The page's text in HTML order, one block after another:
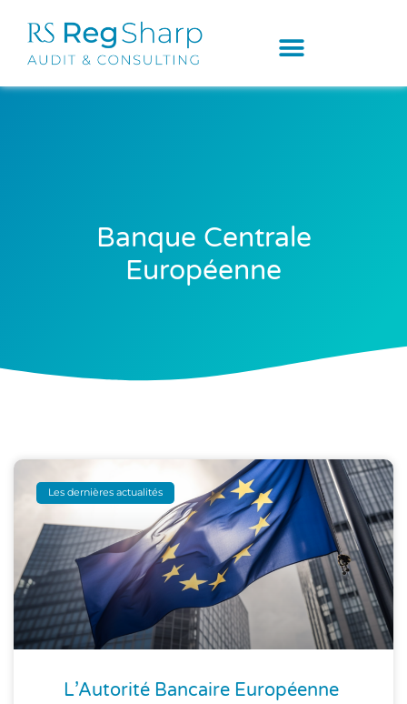
Banque Centrale
Européenne
Les dernières actualités
L’Autorité Bancaire Européenne